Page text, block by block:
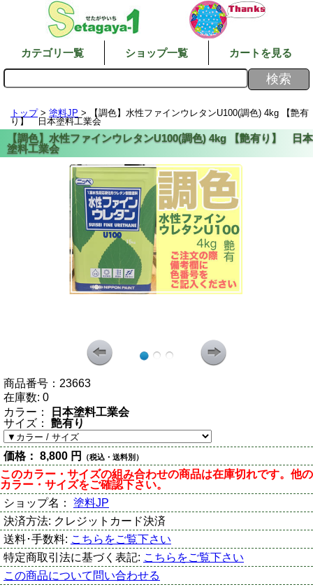
カテゴリ一覧 ショップ一覧 カートを見る
トップ> 塗料JP > 【調色】水性ファインウレタンU100(調色) 4kg 【艶有
り】 日本塗料工業会
商品番号： 23663
在庫数: 0
カラー：
日本塗料工業会
サイズ：
艶有り
価格： 8,800 円 （税込・送料別）
このカラー・サイズの組み合わせの商品は在庫切れです。他の
カラー・サイズをご確認下さい。
ショップ名： 塗料JP
決済方法: クレジットカード決済
送料･手数料: こちらをご覧下さい
特定商取引法に基づく表記: こちらをご覧下さい
この商品について問い合わせる